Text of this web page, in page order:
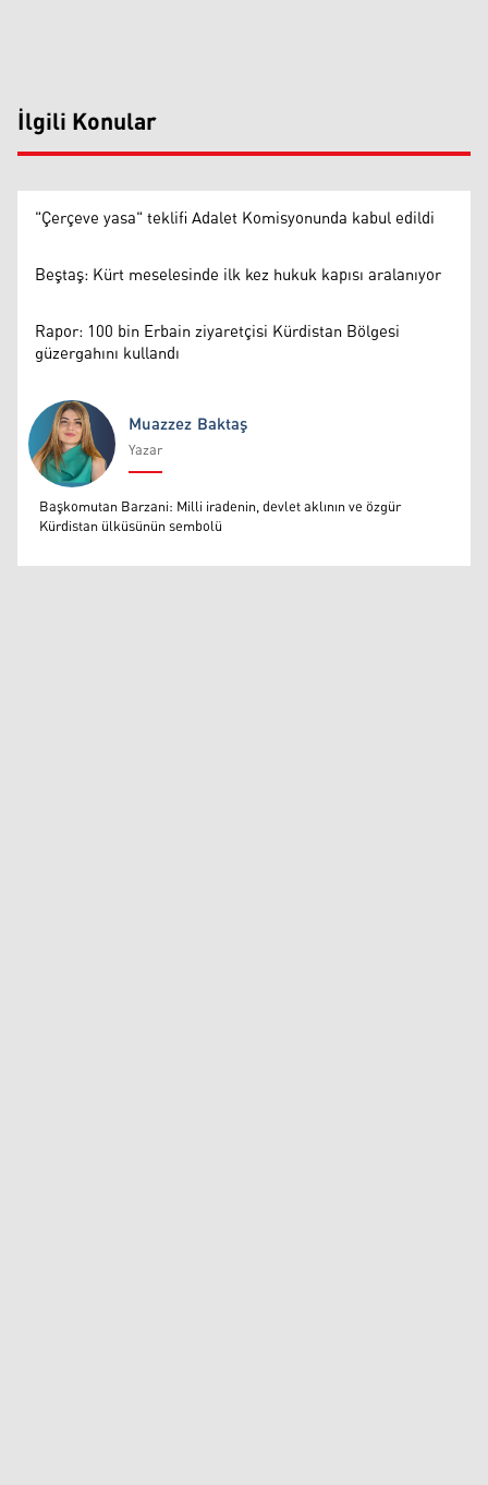
İlgili Konular
"Çerçeve yasa" teklifi Adalet Komisyonunda kabul edildi
Beştaş: Kürt meselesinde ilk kez hukuk kapısı aralanıyor
Rapor: 100 bin Erbain ziyaretçisi Kürdistan Bölgesi
güzergahını kullandı
Muazzez Baktaş
Muazzez Baktaş
Yazar
Başkomutan Barzani: Milli iradenin, devlet aklının ve özgür
Kürdistan ülküsünün sembolü